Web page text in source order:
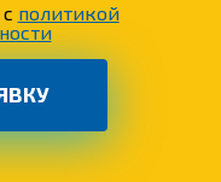
политикой